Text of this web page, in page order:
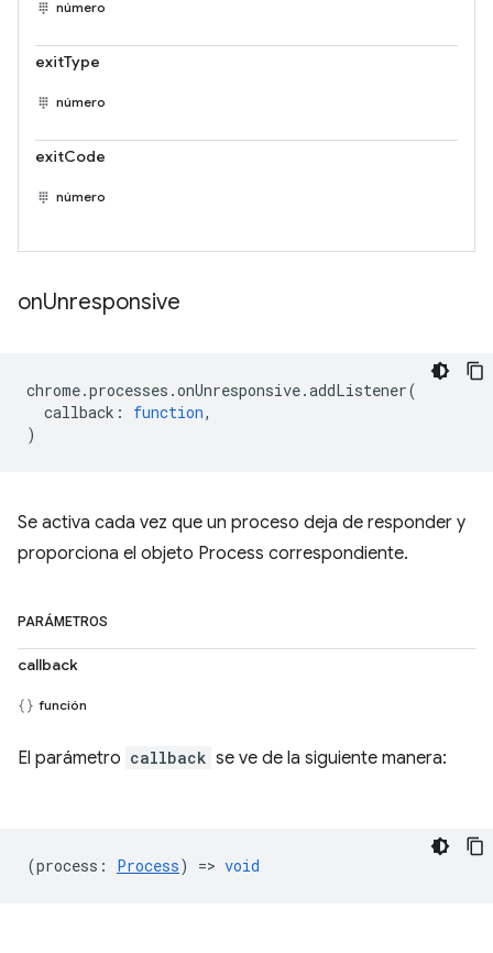
número
exitType
número
exitCode
número
onUnresponsive
chrome.processes .onUnresponsive.addListener(
callback : function,
)
Se activa cada vez que un proceso deja de responder y
proporciona el objeto Process correspondiente.
PARÁMETROS
callback
función
El parámetro callback se ve de la siguiente manera:
(process : Process) => void